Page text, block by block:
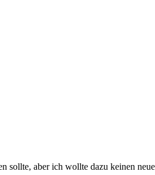
sollte, aber ich wollte dazu keinen